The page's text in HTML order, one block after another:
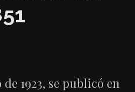
1923, se publicó en